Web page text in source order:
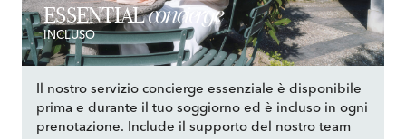
ESSENTIALconcierge
INCLUSO
Il nostro servizio concierge essenziale è disponibile
prima e durante il tuo soggiorno ed è incluso in ogni
prenotazione. Include il supporto del nostro team